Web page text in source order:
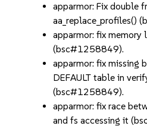
apparmor: Fix double
aa_replace_profiles()
apparmor: fix memory
(bsc#1258849).
apparmor: fix missing
DEFAULT table in
(bsc#1258849).
apparmor: fix race
and fs accessing it